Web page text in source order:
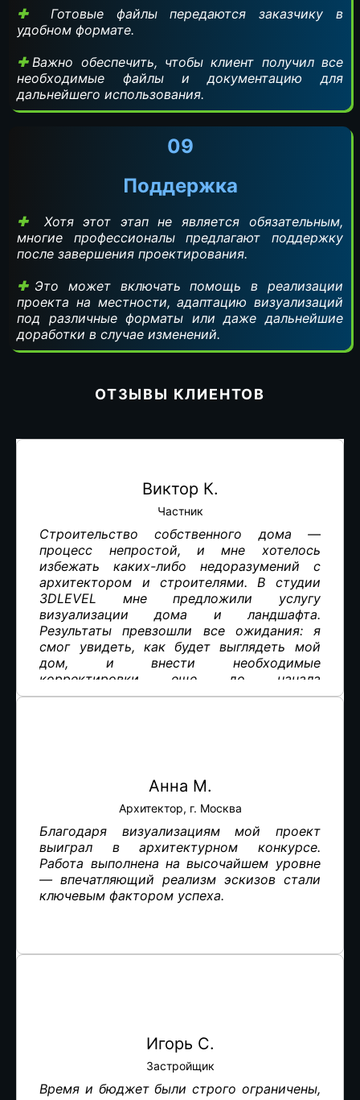
Готовые файлы передаются заказчику в
удобном формате.
Важно обеспечить, чтобы клиент получил все
необходимые файлы и документацию для
дальнейшего использования.
09
Поддержка
Хотя этот этап не является обязательным,
многие профессионалы предлагают поддержку
после завершения проектирования.
Это может включать помощь в реализации
проекта на местности, адаптацию визуализаций
под различные форматы или даже дальнейшие
доработки в случае изменений.
ОТЗЫВЫ КЛИЕНТОВ
Виктор К.
Частник
Строительство собственного дома —
процесс непростой, и мне хотелось
избежать каких-либо недоразумений с
архитектором и строителями. В студии
3DLEVEL мне предложили услугу
визуализации дома и ландшафта.
Результаты превзошли все ожидания: я
смог увидеть, как будет выглядеть мой
дом, и внести необходимые
корректировки еще до начала
строительных работ. Это сэкономило мне
Анна М.
Архитектор, г. Москва
Благодаря визуализациям мой проект
выиграл в архитектурном конкурсе.
Работа выполнена на высочайшем уровне
— впечатляющий реализм эскизов стали
ключевым фактором успеха.
Игорь С.
Застройщик
Время и бюджет были строго ограничены,